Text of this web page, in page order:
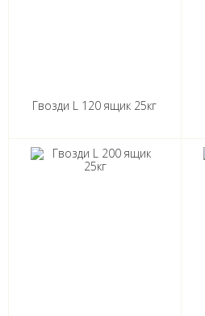
Гвозди L 120 ящик 25кг